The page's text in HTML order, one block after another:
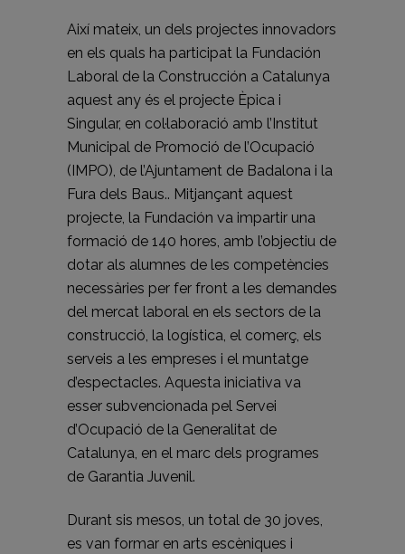
Així mateix, un dels projectes innovadors
en els quals ha participat la Fundación
Laboral de la Construcción a Catalunya
aquest any és el projecte Èpica i
Singular, en col·laboració amb l’Institut
Municipal de Promoció de l’Ocupació
(IMPO), de l’Ajuntament de Badalona i la
Fura dels Baus.. Mitjançant aquest
projecte, la Fundación va impartir una
formació de 140 hores, amb l’objectiu de
dotar als alumnes de les competències
necessàries per fer front a les demandes
del mercat laboral en els sectors de la
construcció, la logística, el comerç, els
serveis a les empreses i el muntatge
d’espectacles. Aquesta iniciativa va
esser subvencionada pel Servei
d’Ocupació de la Generalitat de
Catalunya, en el marc dels programes
de Garantia Juvenil.
Durant sis mesos, un total de 30 joves,
es van formar en arts escèniques i